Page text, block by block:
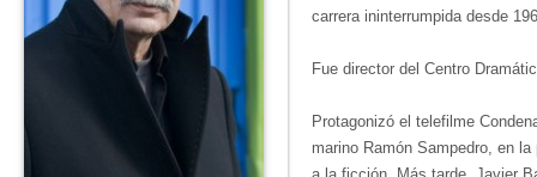
carrera ininterrumpida desde
Fue director del Centro
Protagonizó el telefilme
marino Ramón Sampedro, en